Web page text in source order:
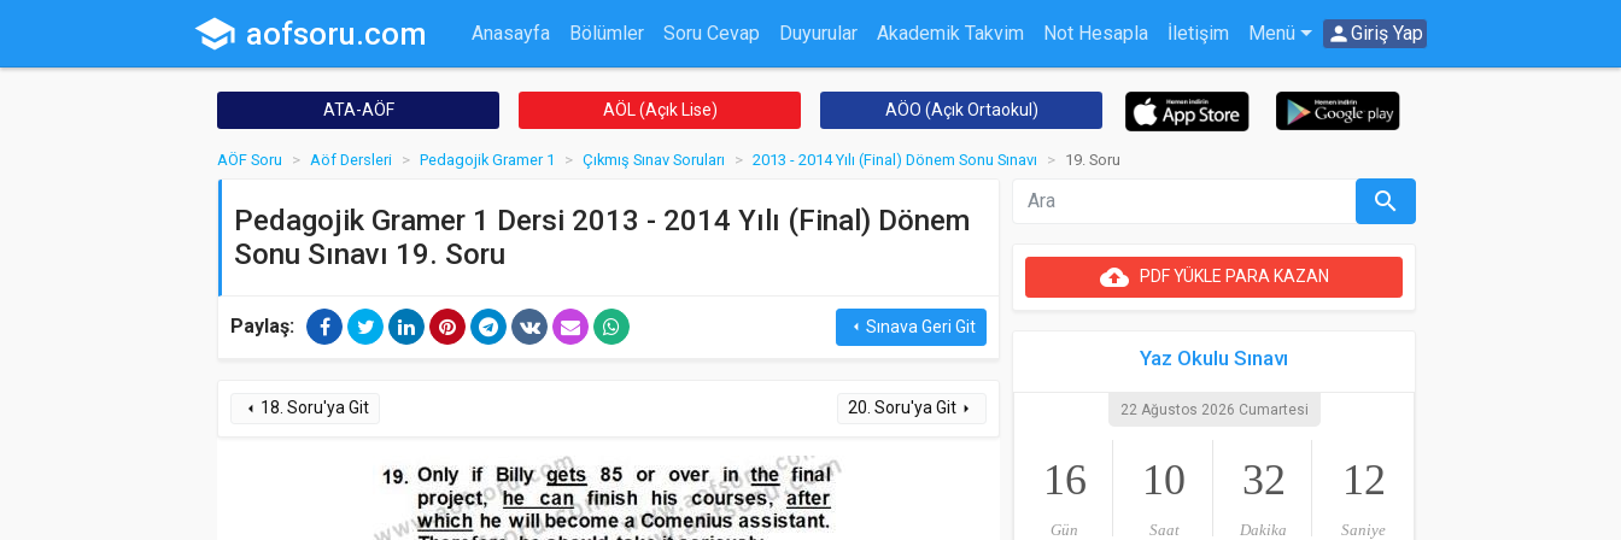
school aofsoru.com Anasayfa Bölümler Soru Cevap Duyurular Akademik Takvim Not Hesapla İletişim Menü personGiriş Yap
ATA-AÖF AÖL (Açık Lise) AÖO (Açık Ortaokul)
AÖF Soru Aöf Dersleri Pedagojik Gramer 1 Çıkmış Sınav Soruları 2013 - 2014 Yılı (Final) Dönem Sonu Sınavı 19. Soru
Pedagojik Gramer 1 Dersi 2013 - 2014 Yılı (Final) Dönem
Sonu Sınavı 19. Soru
Paylaş: arrow_leftSınava Geri Git
arrow_left 18. Soru'ya Git 20. Soru'ya Git arrow_right
search
cloud_uploadPDF YÜKLE PARA KAZAN
Yaz Okulu Sınavı
22 Ağustos 2026 Cumartesi
16
Gün
10
Saat
32
Dakika
12
Saniye